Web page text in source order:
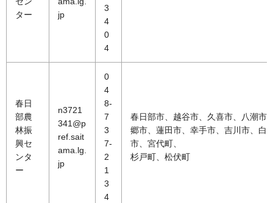
ター
jp
3
4
0
4
春日
部農
林振
興セ
ンタ
ー
n3721
341@p
ref.sait
ama.lg.
jp
0
4
8-
7
3
7-
2
1
3
4
春日部市、越谷市、久喜市、八潮市
郷市、蓮田市、幸手市、吉川市、白
市、宮代町、
杉戸町、松伏町